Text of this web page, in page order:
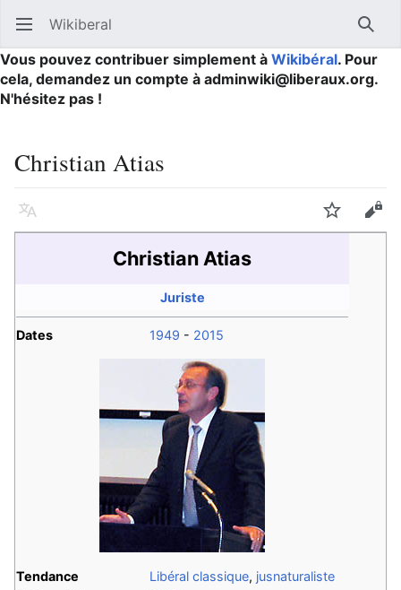
Ouvrir le menu principal Wikiberal
Vous pouvez contribuer simplement à Wikibéral. Pour
cela, demandez un compte à adminwiki@liberaux.org.
N'hésitez pas !
Christian Atias
Langue Suivre
Christian Atias
Juriste
Dates 1949 - 2015
Tendance Libéral classique, jusnaturaliste